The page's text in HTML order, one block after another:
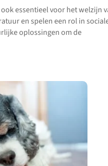
essentieel voor het welzijn
en spelen een rol in
oplossingen om de